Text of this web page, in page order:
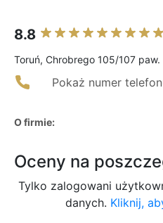
8.8
Toruń, Chrobrego 105/107 paw.
Pokaż numer
O firmie:
Oceny na
Tylko zalogowani
danych. Kliknij,